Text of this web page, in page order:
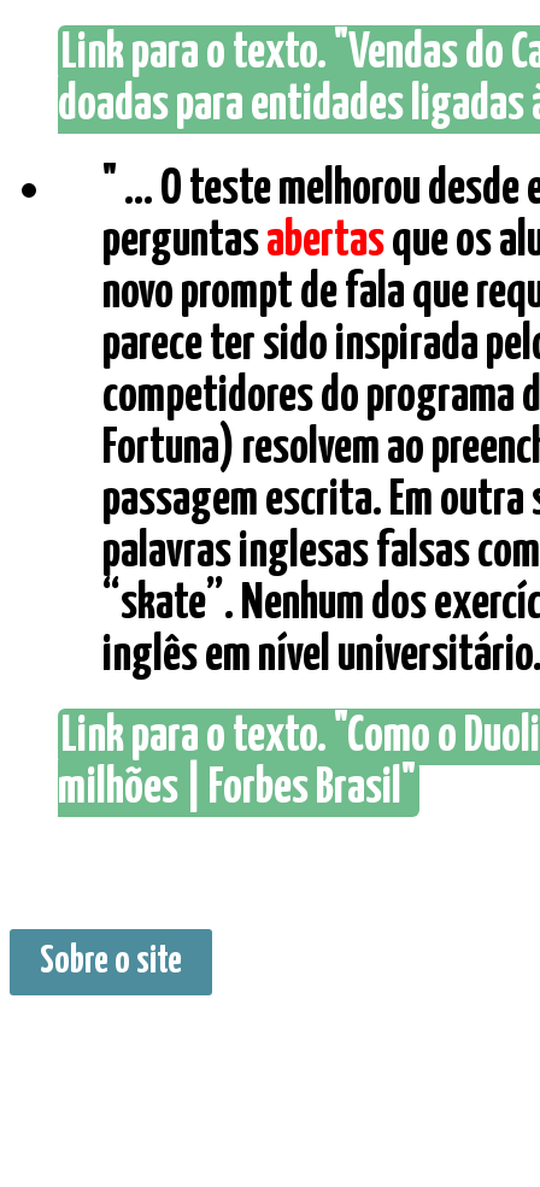
Link para o texto. "Vendas do
doadas para entidades ligadas
" ... O teste melhorou
perguntasabertasque os
novo prompt de fala que
parece ter sido inspirada
competidores do programa
Fortuna) resolvem ao
passagem escrita. Em
palavras inglesas falsas
“skate”. Nenhum dos
inglês em nível
Link para o texto. "Como o
milhões | Forbes Brasil"
Sobre o site